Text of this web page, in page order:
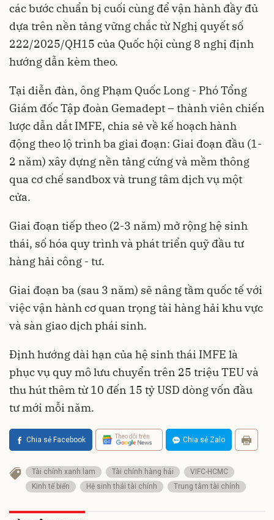
các bước chuẩn bị cuối cùng để vận hành đầy đủ
dựa trên nền tảng vững chắc từ Nghị quyết số
222/2025/QH15 của Quốc hội cùng 8 nghị định
hướng dẫn kèm theo.
Tại diễn đàn, ông Phạm Quốc Long - Phó Tổng
Giám đốc Tập đoàn Gemadept – thành viên chiến
lược dẫn dắt IMFE, chia sẻ về kế hoạch hành
động theo lộ trình ba giai đoạn: Giai đoạn đầu (1-
2 năm) xây dựng nền tảng cứng và mềm thông
qua cơ chế sandbox và trung tâm dịch vụ một
cửa.
Giai đoạn tiếp theo (2-3 năm) mở rộng hệ sinh
thái, số hóa quy trình và phát triển quỹ đầu tư
hàng hải công - tư.
Giai đoạn ba (sau 3 năm) sẽ nâng tầm quốc tế với
việc vận hành cơ quan trọng tài hàng hải khu vực
và sàn giao dịch phái sinh.
Định hướng dài hạn của hệ sinh thái IMFE là
phục vụ quy mô lưu chuyển trên 25 triệu TEU và
thu hút thêm từ 10 đến 15 tỷ USD dòng vốn đầu
tư mới mỗi năm.
Chia sẻ Facebook Theo dõi trên Chia sẻ Zalo
Tài chính xanh lam Tài chính hàng hải
VIFC-HCMC
Kinh tế biển
Hệ sinh thái tài chính Trung tâm tài chính